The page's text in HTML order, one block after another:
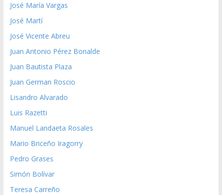
José María Vargas
José Martí
José Vicente Abreu
Juan Antonio Pérez Bonalde
Juan Bautista Plaza
Juan German Roscio
Lisandro Alvarado
Luis Razetti
Manuel Landaeta Rosales
Mario Briceño Iragorry
Pedro Grases
Simón Bolívar
Teresa Carreño